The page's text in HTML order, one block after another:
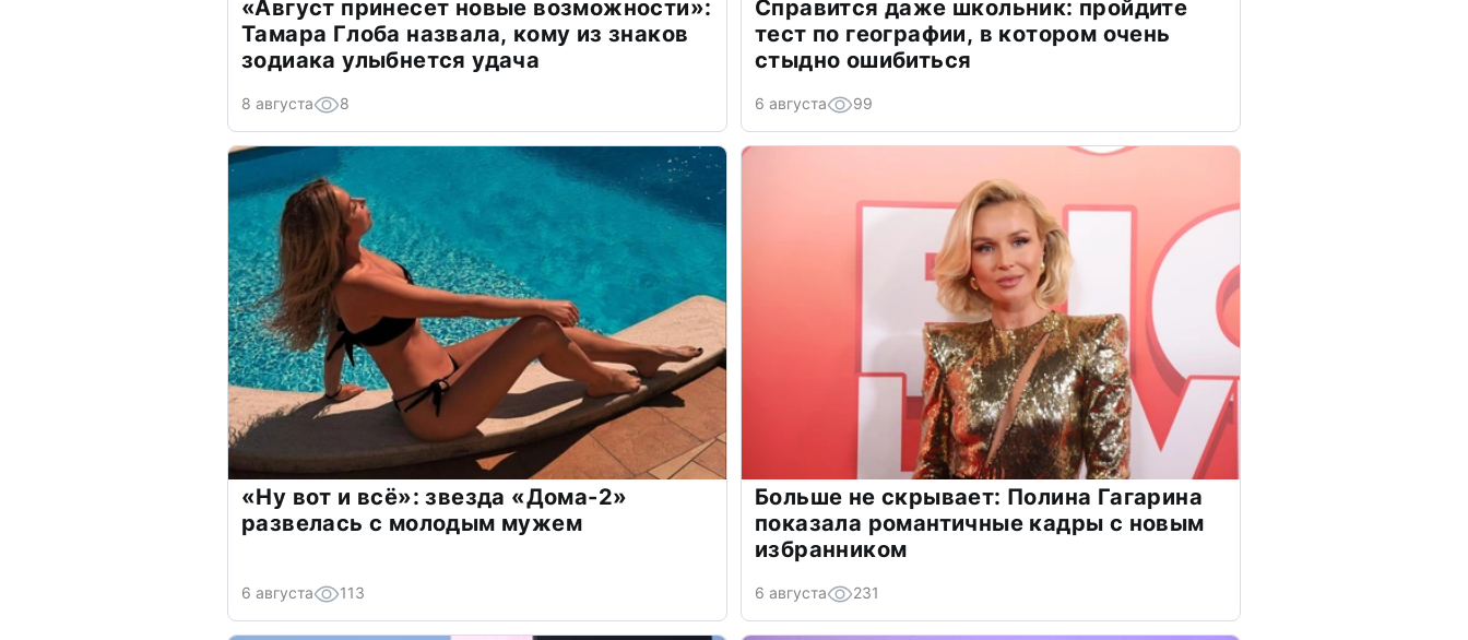
«Август принесет новые возможности»:
Тамара Глоба назвала, кому из знаков
зодиака улыбнется удача
8 августа 8
Справится даже школьник: пройдите
тест по географии, в котором очень
стыдно ошибиться
6 августа 99
«Ну вот и всё»: звезда «Дома-2»
развелась с молодым мужем
6 августа 113
Больше не скрывает: Полина Гагарина
показала романтичные кадры с новым
избранником
6 августа 231